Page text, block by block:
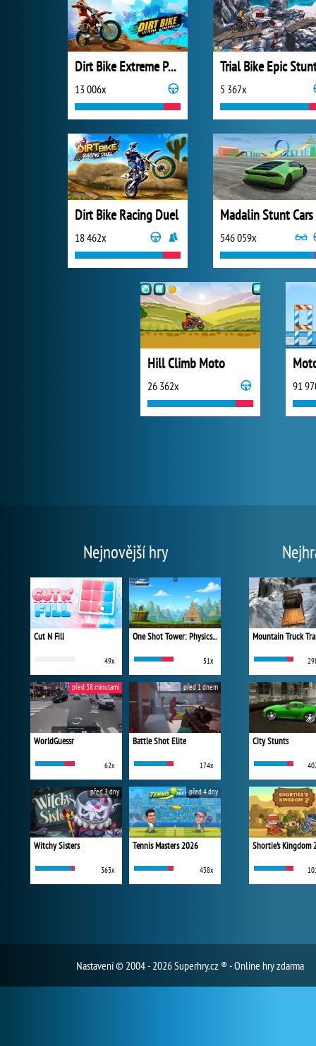
Dirt Bike Extreme Parkour
13 006x
Trial Bike Epic
5 367x
Dirt Bike Racing Duel
18 462x
Madalin Stunt
546 059x
Hill Climb Moto
26 362x 91
Nejnovější hry
Cut N Fill
49x
One Shot Tower: Physics Destroyer
51x
WorldGuessr
62x
před 38 minutami
Battle Shot Elite
174x
před 1 dnem
Witchy Sisters
363x
před 3 dny
Tennis Masters 2026
438x
před 4 dny
Mountain Truck
City Stunts
Shortie's Kingdom
Nastavení© 2004 - 2026 Superhry.cz ® - Online hry zdarma